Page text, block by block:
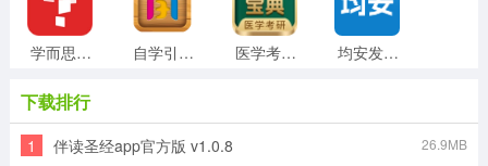
学而思网校手机版 自学引擎免费版 医学考研考试宝典通用版 均安发展培训平台安卓官方版
新汉字宫软件手机正版 小闪免费原版
下载排行
1 伴读圣经app官方版 v1.0.8 26.9MB